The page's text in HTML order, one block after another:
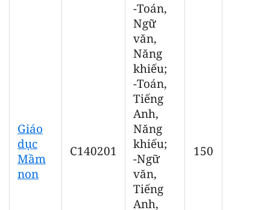
Giáo
dục
Mầm
non
C140201
-Toán,
Ngữ
văn,
Năng
khiếu;
-Toán,
Tiếng
Anh,
Năng
khiếu;
-Ngữ
văn,
Tiếng
Anh,
150